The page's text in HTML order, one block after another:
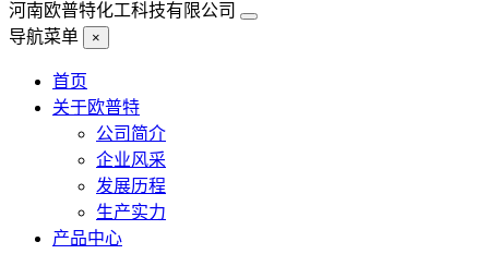
河南欧普特化工科技有限公司
导航菜单
×
首页
关于欧普特
公司简介
企业风采
发展历程
生产实力
产品中心